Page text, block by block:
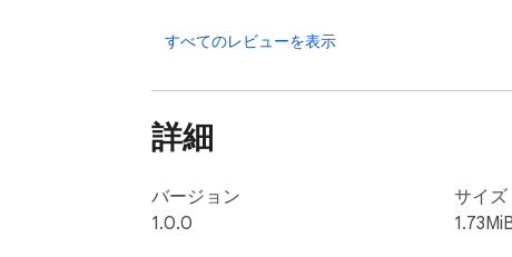
すべてのレビューを表示
詳細
バージョン
1.0.0
サイズ